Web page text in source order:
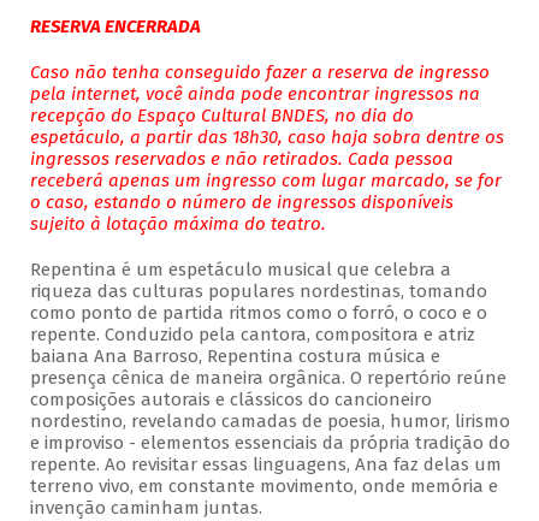
RESERVA ENCERRADA
Caso não tenha conseguido fazer a reserva de ingresso
pela internet, você ainda pode encontrar ingressos na
recepção do Espaço Cultural BNDES, no dia do
espetáculo, a partir das 18h30, caso haja sobra dentre os
ingressos reservados e não retirados. Cada pessoa
receberá apenas um ingresso com lugar marcado, se for
o caso, estando o número de ingressos disponíveis
sujeito à lotação máxima do teatro.
Repentina é um espetáculo musical que celebra a
riqueza das culturas populares nordestinas, tomando
como ponto de partida ritmos como o forró, o coco e o
repente. Conduzido pela cantora, compositora e atriz
baiana Ana Barroso, Repentina costura música e
presença cênica de maneira orgânica. O repertório reúne
composições autorais e clássicos do cancioneiro
nordestino, revelando camadas de poesia, humor, lirismo
e improviso - elementos essenciais da própria tradição do
repente. Ao revisitar essas linguagens, Ana faz delas um
terreno vivo, em constante movimento, onde memória e
invenção caminham juntas.